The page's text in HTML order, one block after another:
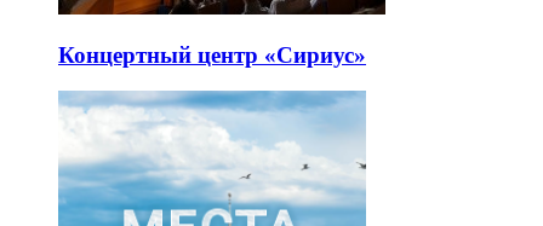
Концертный центр «Сириус»